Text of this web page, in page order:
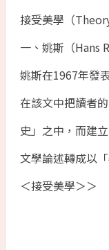
接受美學（
一、姚斯（Hans
姚斯在1967年發
在該文中把讀者
史」之中，而建
文學論述轉成以
＜接受美學＞＞